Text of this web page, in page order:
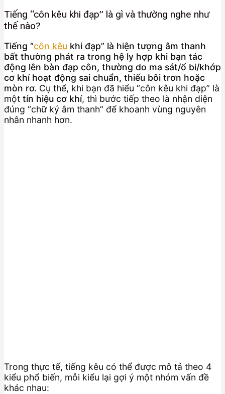
Tiếng “côn kêu khi đạp” là gì và thường nghe như
thế nào?
Tiếng “côn kêu khi đạp” là hiện tượng âm thanh
bất thường phát ra trong hệ ly hợp khi bạn tác
động lên bàn đạp côn, thường do ma sát/ổ bi/khớp
cơ khí hoạt động sai chuẩn, thiếu bôi trơn hoặc
mòn rơ. Cụ thể, khi bạn đã hiểu “côn kêu khi đạp” là
một tín hiệu cơ khí, thì bước tiếp theo là nhận diện
đúng “chữ ký âm thanh” để khoanh vùng nguyên
nhân nhanh hơn.
Trong thực tế, tiếng kêu có thể được mô tả theo 4
kiểu phổ biến, mỗi kiểu lại gợi ý một nhóm vấn đề
khác nhau: